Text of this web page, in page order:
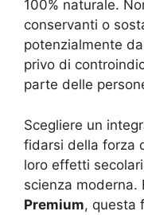
100% naturale.
conservanti o
potenzialmente
privo di
parte delle
Scegliere un
fidarsi della forza
loro effetti
scienza moderna.
Premium, questa